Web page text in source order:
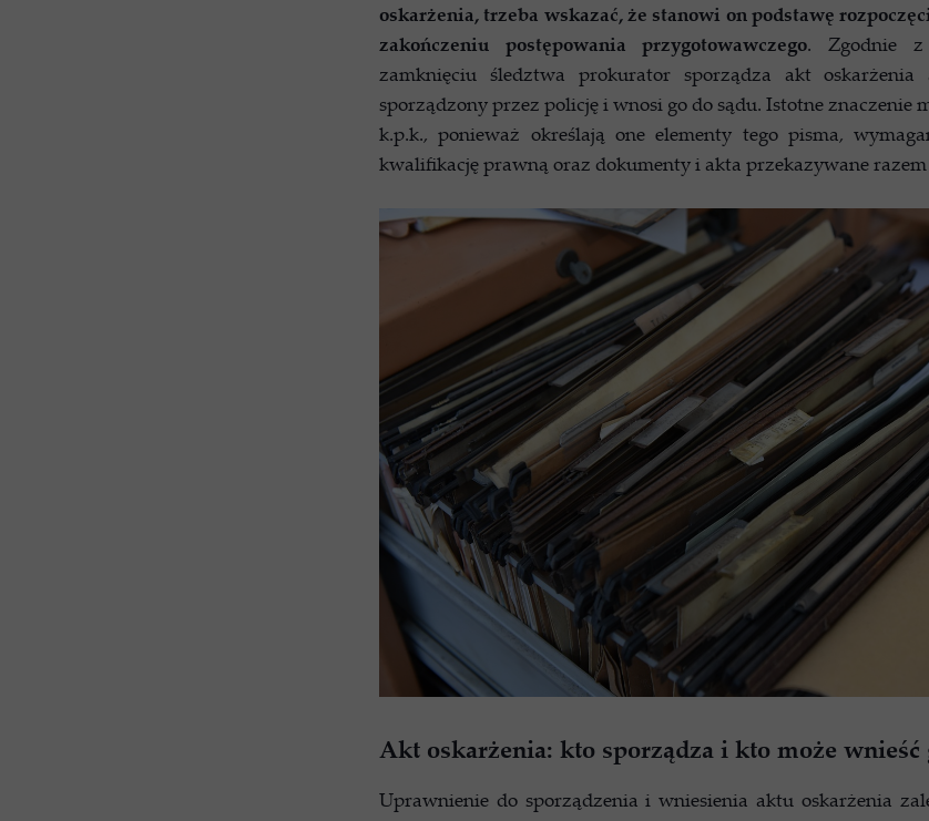
oskarżenia, trzeba wskazać, że stanowi on podstawę
zakończeniu postępowania przygotowawczego. Zgodnie
zamknięciu śledztwa prokurator sporządza akt
sporządzony przez policję i wnosi go do sądu. Istotne znaczenie
k.p.k., ponieważ określają one elementy tego pisma,
kwalifikację prawną oraz dokumenty i akta przekazywane razem
Akt oskarżenia: kto sporządza i kto może wnieść
Uprawnienie do sporządzenia i wniesienia aktu oskarżenia